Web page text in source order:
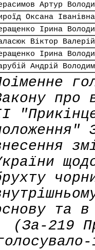
Артур
Оксана Іванівна
Ірина
Віктор
Ірина
Андрій
про
та в
(За-219